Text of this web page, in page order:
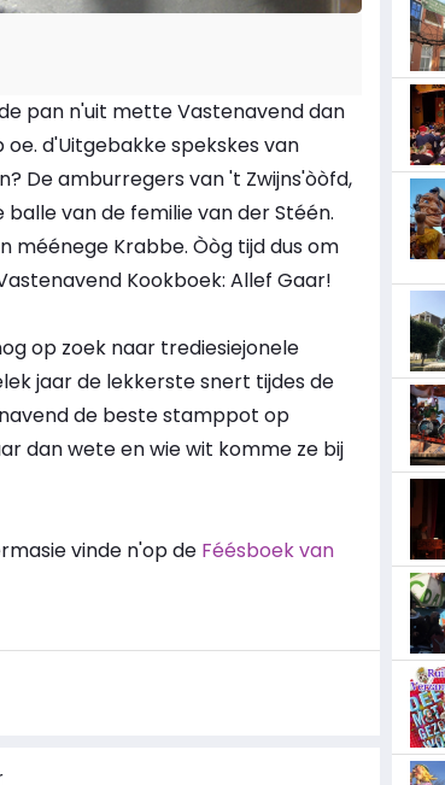
pan n'uit mette Vastenavend dan
d'Uitgebakke spekskes van
De amburregers van 't Zwijns'òòfd,
van de femilie van der Stéén.
méénege Krabbe. Òòg tijd dus om
Kookboek: Allef Gaar!
op zoek naar trediesiejonele
jaar de lekkerste snert tijdes de
de beste stamppot op
dan wete en wie wit komme ze bij
vinde n'op de Féésboek van